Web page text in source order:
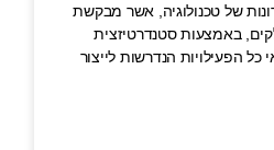
של טכנולוגיה, אשר מבקשת
באמצעות סטנדרטיזצית
כל הפעילויות הנדרשות לייצור